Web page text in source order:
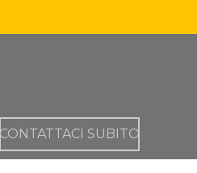
CONTATTACI SUBITO